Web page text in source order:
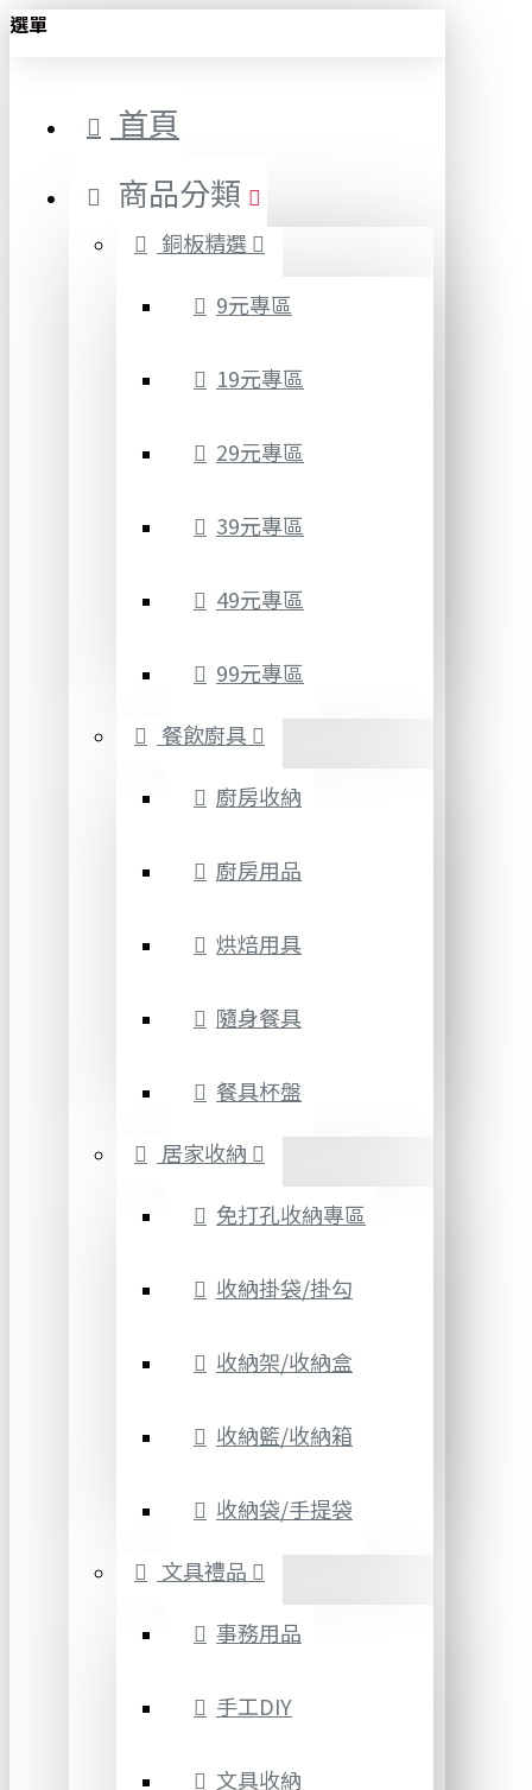
選單
首頁
商品分類
銅板精選
9元專區
19元專區
29元專區
39元專區
49元專區
99元專區
餐飲廚具
廚房收納
廚房用品
烘焙用具
隨身餐具
餐具杯盤
居家收納
免打孔收納專區
收納掛袋/掛勾
收納架/收納盒
收納籃/收納箱
收納袋/手提袋
文具禮品
事務用品
手工DIY
文具收納